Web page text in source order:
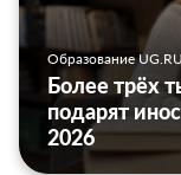
Образование UG.RU
Более трёх
подарят
2026